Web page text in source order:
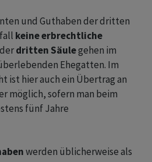
und Guthaben der dritten
keine erbrechtliche
dritten Säulegehen im
Ehegatten. Im
ist hier auch ein Übertrag an
möglich, sofern man beim
fünf Jahre
werden üblicherweise als